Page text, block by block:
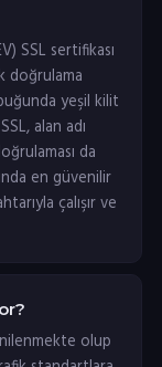
SSL sertifikası
doğrulama
yeşil kilit
alan adı
da
en güvenilir
çalışır ve
olup